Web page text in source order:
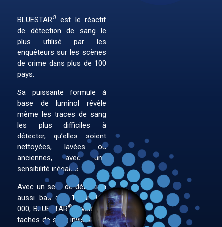
BLUESTAR®
est le réactif
de détection de sang le
plus utilisé par les
enquêteurs sur les scènes
de crime dans plus de 100
pays.
Sa puissante formule à
base de luminol révèle
même les traces de sang
les plus difficiles à
détecter, qu’elles soient
nettoyées, lavées ou
anciennes, avec une
sensibilité inégalée.
Avec un seuil de détection
aussi bas que 1 sur 100
000, BLUESTAR®révèle les
taches de sang invisibles à